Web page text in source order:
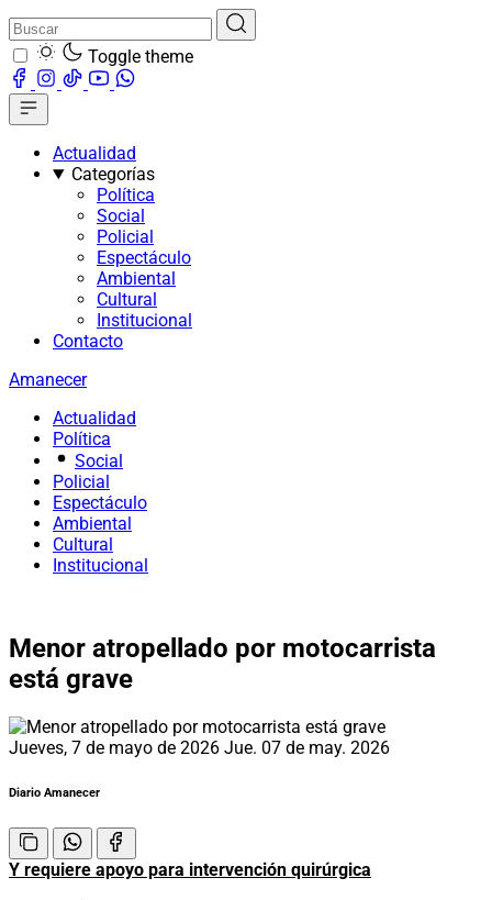
Toggle theme
Actualidad
Categorías
Política
Social
Policial
Espectáculo
Ambiental
Cultural
Institucional
Contacto
Amanecer
Actualidad
Política
Social
Policial
Espectáculo
Ambiental
Cultural
Institucional
Menor atropellado por motocarrista
está grave
Jueves, 7 de mayo de 2026 Jue. 07 de may. 2026
Diario Amanecer
Y requiere apoyo para intervención quirúrgica